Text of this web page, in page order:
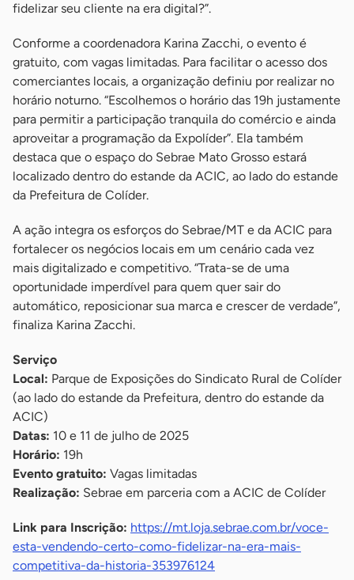
fidelizar seu cliente na era digital?”.
Conforme a coordenadora Karina Zacchi, o evento é
gratuito, com vagas limitadas. Para facilitar o acesso dos
comerciantes locais, a organização definiu por realizar no
horário noturno. “Escolhemos o horário das 19h justamente
para permitir a participação tranquila do comércio e ainda
aproveitar a programação da Expolíder”. Ela também
destaca que o espaço do Sebrae Mato Grosso estará
localizado dentro do estande da ACIC, ao lado do estande
da Prefeitura de Colíder.
A ação integra os esforços do Sebrae/MT e da ACIC para
fortalecer os negócios locais em um cenário cada vez
mais digitalizado e competitivo. “Trata-se de uma
oportunidade imperdível para quem quer sair do
automático, reposicionar sua marca e crescer de verdade”,
finaliza Karina Zacchi.
Serviço
Local: Parque de Exposições do Sindicato Rural de Colíder
(ao lado do estande da Prefeitura, dentro do estande da
ACIC)
Datas: 10 e 11 de julho de 2025
Horário: 19h
Evento gratuito: Vagas limitadas
Realização: Sebrae em parceria com a ACIC de Colíder
Link para Inscrição: https://mt.loja.sebrae.com.br/voce-
esta-vendendo-certo-como-fidelizar-na-era-mais-
competitiva-da-historia-353976124